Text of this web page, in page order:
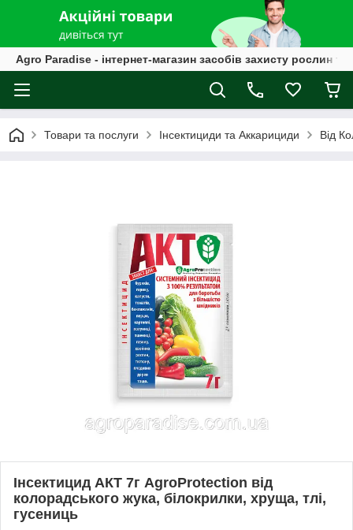
Agro Paradise - інтернет-магазин засобів захисту рослин
Товари та послуги Інсектициди та Аккарициди Від
Інсектицид АКТ 7г AgroProtection від
колорадського жука, білокрилки, хруща, тлі,
гусениць